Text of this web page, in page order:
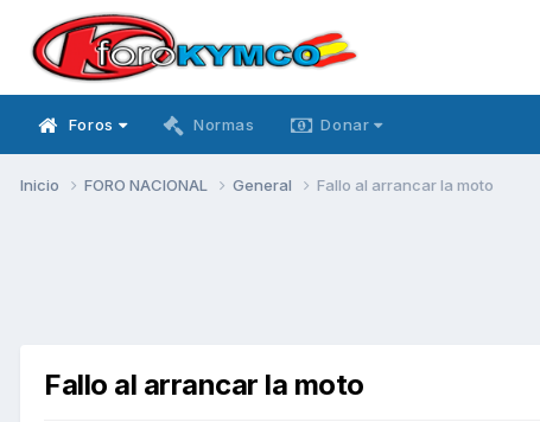
Foros Normas Donar
Inicio FORO NACIONAL General Fallo al arrancar la moto
Fallo al arrancar la moto